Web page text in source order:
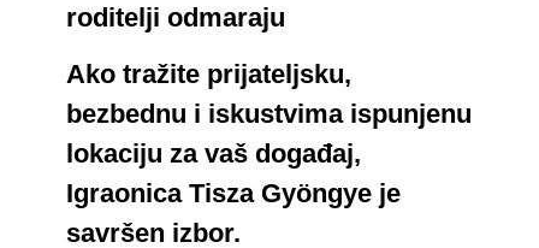
roditelji odmaraju
Ako tražite prijateljsku,
bezbednu i iskustvima ispunjenu
lokaciju za vaš događaj,
Igraonica Tisza Gyöngye je
savršen izbor.